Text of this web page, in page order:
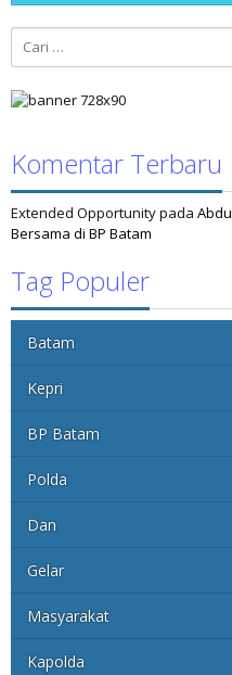
Cari
untuk:
Komentar Terbaru
Extended Opportunitypada
Bersama di BP Batam
Tag Populer
Batam
Kepri
BP Batam
Polda
Dan
Gelar
Masyarakat
Kapolda